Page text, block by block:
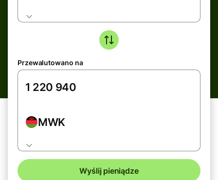
Przewalutowano na
MWK
Wyślij pieniądze